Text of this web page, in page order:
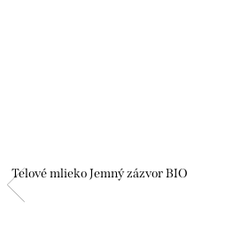
Telové mlieko Jemný zázvor BIO